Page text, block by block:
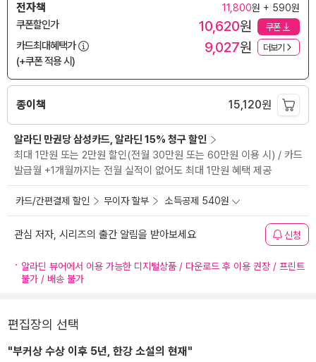
전자책 11,800원 + 590원
쿠폰할인가 10,620원 쿠폰
카드최대혜택가
(+쿠폰 적용 시)
9,027원 더보기
종이책 15,120원
알라딘 만권당 삼성카드, 알라딘 15% 청구 할인
최대 1만원 또는 2만원 할인(전월 30만원 또는 60만원 이용 시) / 카드
발급월 +1개월까지는 전월 실적이 없어도 최대 1만원 혜택 제공
카드/간편결제 할인 무이자 할부 소득공제 540원
관심 저자, 시리즈의 출간 알림을 받아보세요 신청
알라딘 뷰어에서 이용 가능한 디지털상품 / 다운로드 후 이용 권장 / 프린트
불가 / 배송 불가
편집장의 선택
"부커상 수상 이후 5년, 한강 소설의 현재"